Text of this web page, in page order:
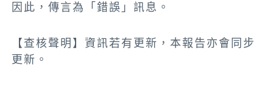
因此，傳言為「錯誤」訊息。
【查核聲明】資訊若有更新，本報告亦會同步
更新。